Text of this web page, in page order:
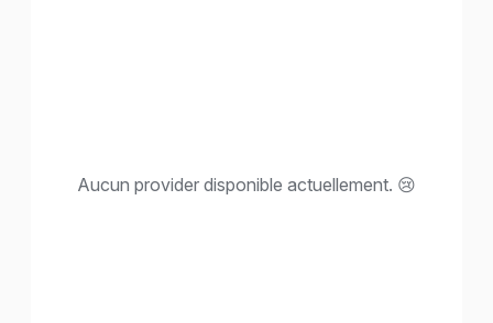
Aucun provider disponible actuellement. 😢